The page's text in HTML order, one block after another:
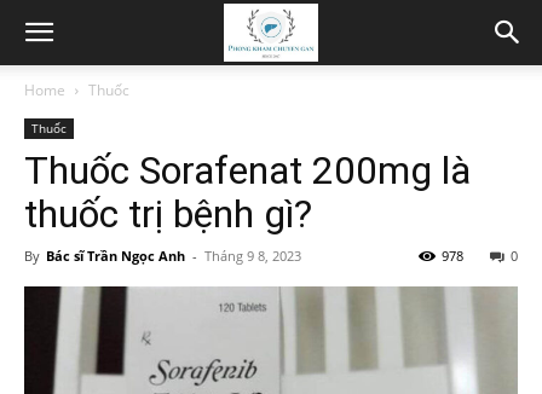
Home Thuốc
Thuốc
Thuốc Sorafenat 200mg là
thuốc trị bệnh gì?
By Bác sĩ Trần Ngọc Anh - Tháng 9 8, 2023 0
978